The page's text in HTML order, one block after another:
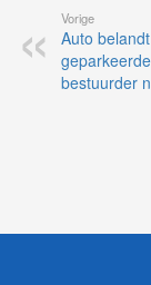
Vorige
Auto
bestuurder